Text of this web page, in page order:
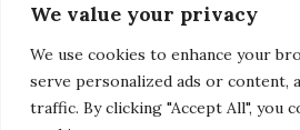
We value your privacy
We use cookies to enhance your
serve personalized ads or content,
traffic. By clicking "Accept All", you
segunda mano?
¿Cuánto cuesta un
mano?